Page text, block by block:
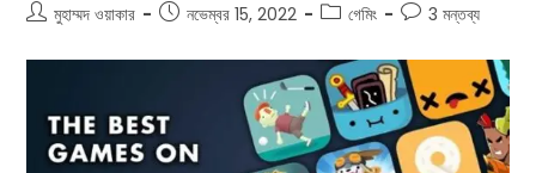
মুহাম্মদ ওয়াকার নভেম্বর 15, 2022 গেমিং 3 মন্তব্য